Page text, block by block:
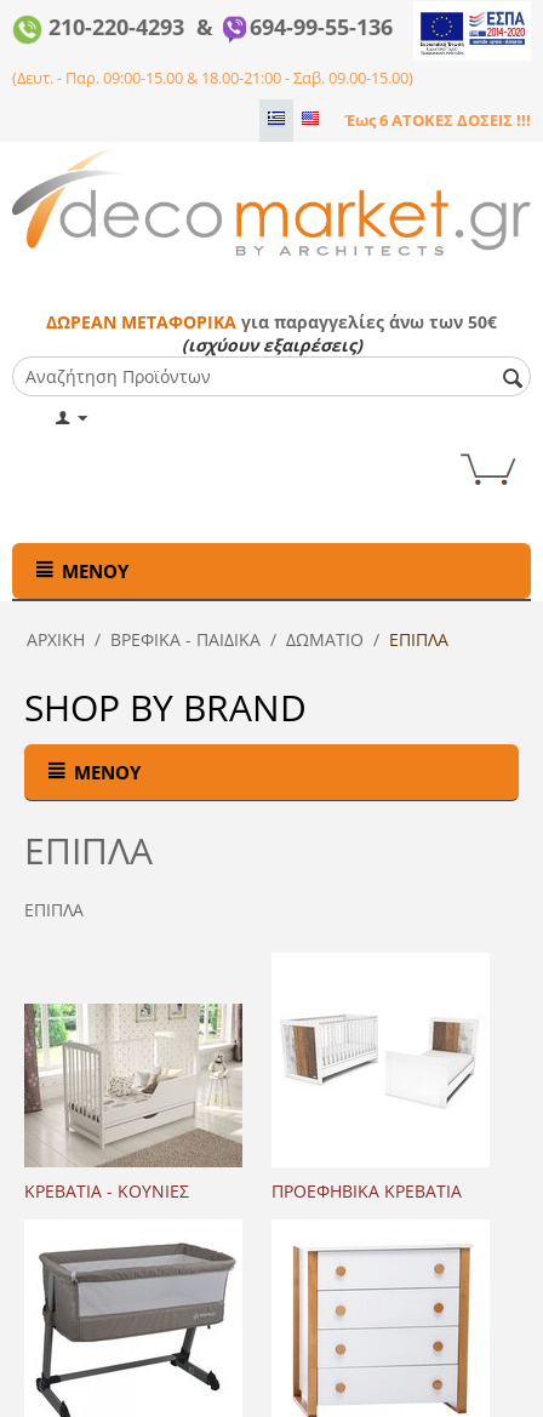
210-220-4293 & 694-99-55-136
(Δευτ. - Παρ. 09:00-15.00 & 18.00-21:00 - Σαβ. 09.00-15.00)
Έως 6 ΑΤΟΚΕΣ ΔΟΣΕΙΣ !!!
ΔΩΡΕΑΝ ΜΕΤΑΦΟΡΙΚΑ για παραγγελίες άνω των 50€
(ισχύουν εξαιρέσεις)
ΜΕΝΟΎ
ΑΡΧΙΚΉ / ΒΡΕΦΙΚΑ - ΠΑΙΔΙΚΑ / ΔΩΜΑΤΙΟ / ΕΠΙΠΛΑ
SHOP BY BRAND
ΜΕΝΟΎ
ΕΠΙΠΛΑ
ΕΠΙΠΛΑ
ΚΡΕΒΑΤΙΑ - ΚΟΥΝΙΕΣ ΠΡΟΕΦΗΒΙΚΑ ΚΡΕΒΑΤΙΑ